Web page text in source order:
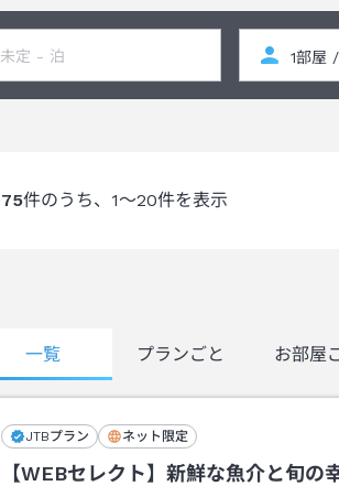
75件のうち、 1～20件を表示
一覧 プランごと お部屋
JTBプラン ネット限定
【WEBセレクト】新鮮な魚介と旬